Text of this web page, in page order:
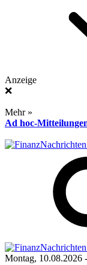
Anzeige
❌
Mehr »
Ad hoc-
Montag, 10.08.2026